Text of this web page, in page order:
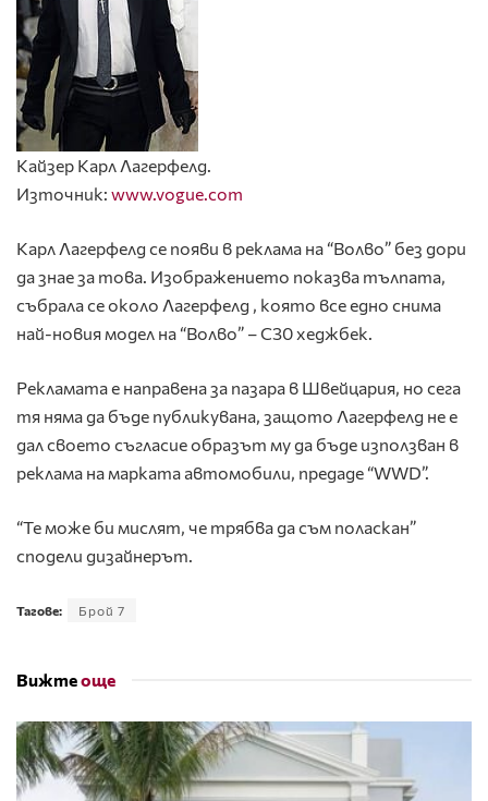
Кайзер Карл Лагерфелд.
Източник: www.vogue.com
Карл Лагерфелд се появи в реклама на “Волво” без дори
да знае за това. Изображението показва тълпата,
събрала се около Лагерфелд , която все едно снима
най-новия модел на “Волво” – С30 хеджбек.
Рекламата е направена за пазара в Швейцария, но сега
тя няма да бъде публикувана, защото Лагерфелд не е
дал своето съгласие образът му да бъде използван в
реклама на марката автомобили, предаде “WWD”.
“Те може би мислят, че трябва да съм поласкан”
сподели дизайнерът.
Тагове: Брой 7
Вижтеоще